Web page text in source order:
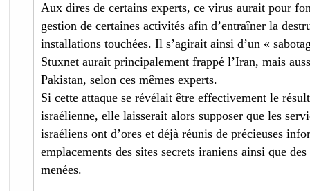
Aux dires de certains experts, ce virus aurait pour
gestion de certaines activités afin d’entraîner la
installations touchées. Il s’agirait ainsi d’un «
Stuxnet aurait principalement frappé l’Iran, mais
Pakistan, selon ces mêmes experts.
Si cette attaque se révélait être effectivement le
israélienne, elle laisserait alors supposer que les
israéliens ont d’ores et déjà réunis de précieuses
emplacements des sites secrets iraniens ainsi que
menées.